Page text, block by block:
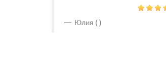
Юлия ( )